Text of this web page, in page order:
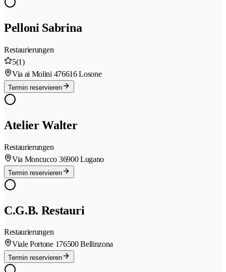
Pelloni Sabrina
Restaurierungen
5(1)
Via ai Molini 476616 Losone
Termin reservieren
Atelier Walter
Restaurierungen
Via Moncucco 36900 Lugano
Termin reservieren
C.G.B. Restauri
Restaurierungen
Viale Portone 176500 Bellinzona
Termin reservieren